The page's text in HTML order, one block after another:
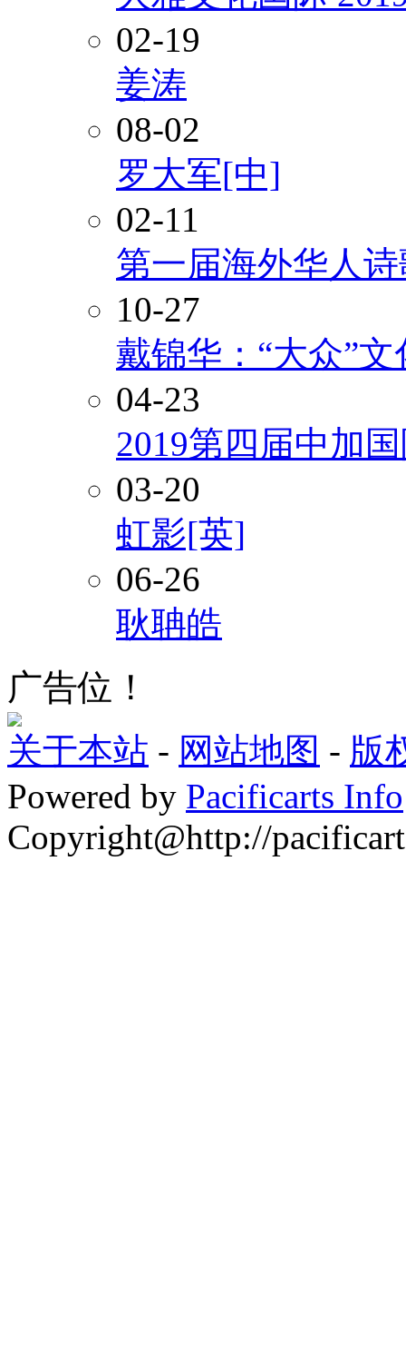
02-19
姜涛
08-02
罗大军[中]
02-11
第一届海外华人
10-27
戴锦华：“大众”
04-23
2019第四届中加
03-20
虹影[英]
06-26
耿聃皓
广告位！
关于本站 - 网站地图 - 版
Powered by Pacificarts Info
Copyright@http://